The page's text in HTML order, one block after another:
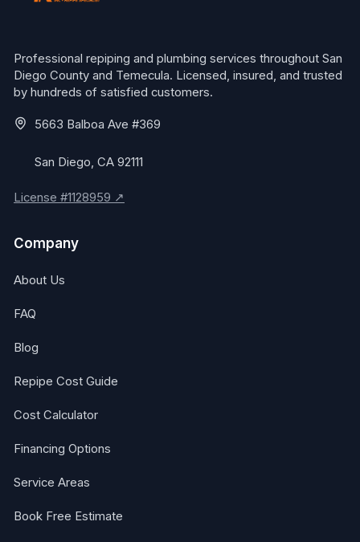
Professional repiping and plumbing services throughout San
Diego County and Temecula. Licensed, insured, and trusted
by hundreds of satisfied customers.
5663 Balboa Ave #369
San Diego, CA 92111
License #1128959 ↗
Company
About Us
FAQ
Blog
Repipe Cost Guide
Cost Calculator
Financing Options
Service Areas
Book Free Estimate